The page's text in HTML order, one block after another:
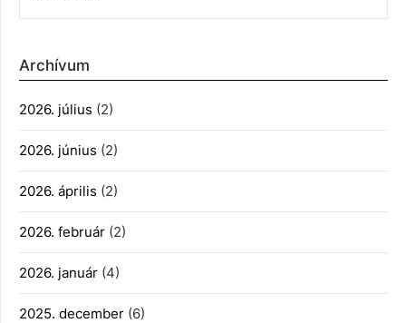
Archívum
2026. július (2)
2026. június (2)
2026. április (2)
2026. február (2)
2026. január (4)
2025. december (6)